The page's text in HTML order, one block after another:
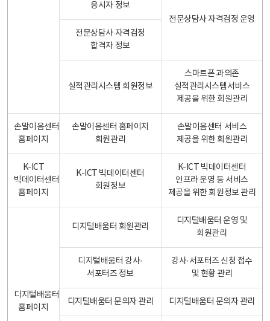
응시자 정보
전문상담사 자격검정 운영
전문상담사 자격검정
합격자 정보
실적관리시스템 회원정보
스마트폰 과의존
실적관리시스템서비스
제공을 위한 회원관리
손말이음센터
홈페이지
손말이음센터 홈페이지
회원관리
손말이음센터 서비스
제공을 위한 회원관리
K-ICT
빅데이터센터
홈페이지
K-ICT 빅데이터센터
회원정보
K-ICT 빅데이터센터
인프라 운영 등 서비스
제공을 위한 회원정보 관리
디지털배움터
홈페이지
디지털배움터 회원관리
디지털배움터 운영 및
회원관리
디지털배움터 강사·
서포터즈 정보
강사·서포터즈 신청 접수
및 현황 관리
디지털배움터 문의자 관리 디지털배움터 문의자 관리